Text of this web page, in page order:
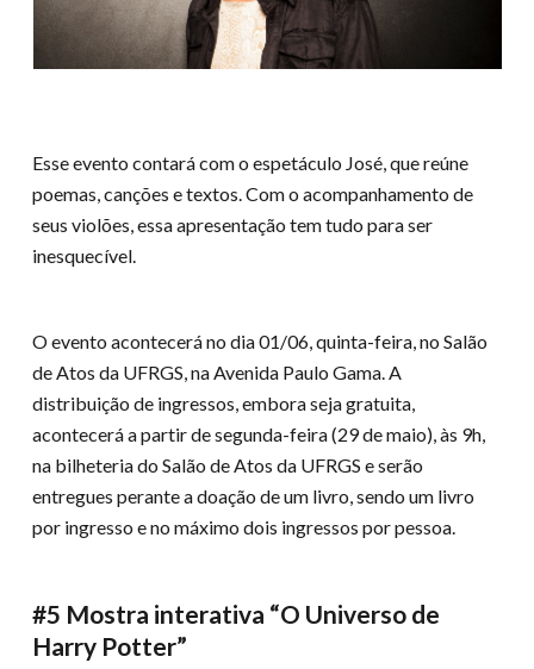
Esse evento contará com o espetáculo José, que reúne
poemas, canções e textos. Com o acompanhamento de
seus violões, essa apresentação tem tudo para ser
inesquecível.
O evento acontecerá no dia 01/06, quinta-feira, no Salão
de Atos da UFRGS, na Avenida Paulo Gama. A
distribuição de ingressos, embora seja gratuita,
acontecerá a partir de segunda-feira (29 de maio), às 9h,
na bilheteria do Salão de Atos da UFRGS e serão
entregues perante a doação de um livro, sendo um livro
por ingresso e no máximo dois ingressos por pessoa.
#5 Mostra interativa “O Universo de
Harry Potter”